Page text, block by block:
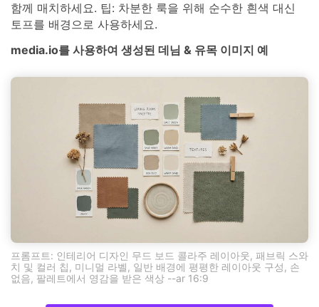
함께 매치하세요. 팁: 차분한 룩을 위해 순수한 흰색 대신
토프를 배경으로 사용하세요.
media.io를 사용하여 생성된 데님 & 유목 이미지 예
프롬프트: 인테리어 디자인 무드 보드 콜라주 레이아웃, 패브릭 스와
치 및 컬러 칩, 미니멀 라벨, 일반 배경에 평평한 레이아웃 구성, 손
없음, 팔레트에서 영감을 받은 색상 --ar 16:9